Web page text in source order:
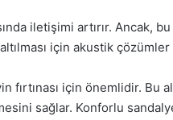
iletişimi artırır. Ancak,
için akustik
fırtınası için önemlidir. Bu
sağlar. Konforlu